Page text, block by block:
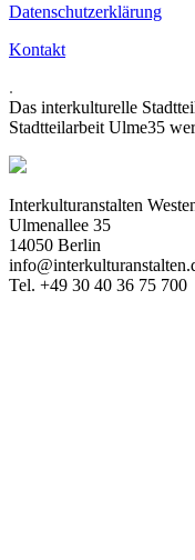
Datenschutzerklärung
Kontakt
.
Das interkulturelle
Stadtteilarbeit Ulme35
Interkulturanstalten
Ulmenallee 35
14050 Berlin
Tel. +49 30 40 36 75 700